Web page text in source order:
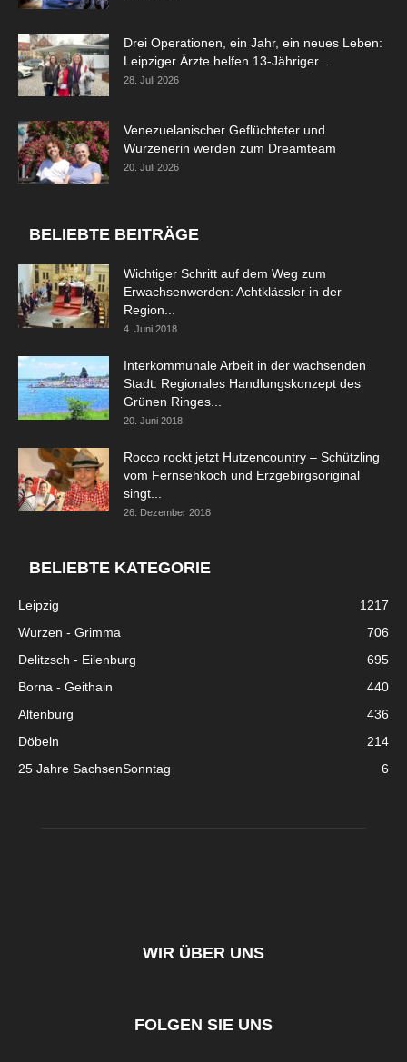
Drei Operationen, ein Jahr, ein neues Leben:
Leipziger Ärzte helfen 13-Jähriger...
28. Juli 2026
Venezuelanischer Geflüchteter und
Wurzenerin werden zum Dreamteam
20. Juli 2026
BELIEBTE BEITRÄGE
Wichtiger Schritt auf dem Weg zum
Erwachsenwerden: Achtklässler in der
Region...
4. Juni 2018
Interkommunale Arbeit in der wachsenden
Stadt: Regionales Handlungskonzept des
Grünen Ringes...
20. Juni 2018
Rocco rockt jetzt Hutzencountry – Schützling
vom Fernsehkoch und Erzgebirgsoriginal
singt...
26. Dezember 2018
BELIEBTE KATEGORIE
Leipzig
1217
Wurzen - Grimma
706
Delitzsch - Eilenburg
695
Borna - Geithain
440
Altenburg
436
Döbeln
214
25 Jahre SachsenSonntag
6
WIR ÜBER UNS
FOLGEN SIE UNS